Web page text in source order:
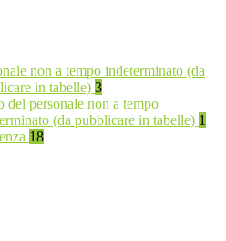
non a tempo indeterminato (da
in tabelle) 3
del personale non a tempo
(da pubblicare in tabelle) 1
18